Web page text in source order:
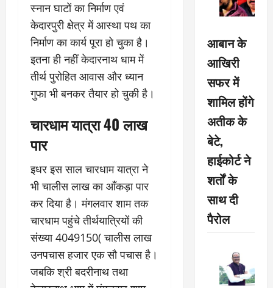
स्नान घाटों का निर्माण एवं
केदारपुरी क्षेत्र में आस्था पथ का
निर्माण का कार्य पूरा हो चुका है।
इतना ही नहीं केदारनाथ धाम में
तीर्थ पुरोहित आवास और ध्यान
गुफा भी बनकर तैयार हो चुकी है।
चारधाम यात्रा 40 लाख
पार
इधर इस साल चारधाम यात्रा ने
भी चालीस लाख का आँकड़ा पार
कर दिया है। मंगलवार शाम तक
चारधाम पहुंचे तीर्थयात्रियों की
संख्या 4049150( चालीस लाख
उनपचास हजार एक सौ पचास है।
जबकि श्री बदरीनाथ तथा
आबान के
आखिरी
सफर में
शामिल होंगे
अतीक के
बेटे,
हाईकोर्ट ने
शर्तों के
साथ दी
पैरोल